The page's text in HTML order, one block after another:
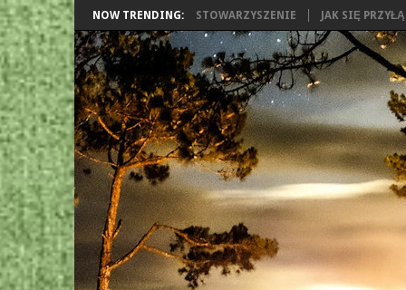
NOW TRENDING: STOWARZYSZENIE JAK SIĘ